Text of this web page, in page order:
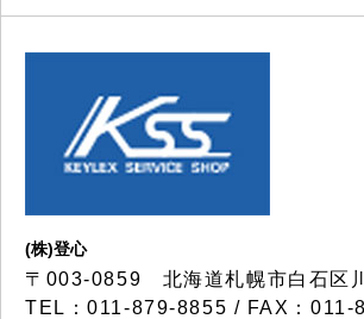
(株)登心
〒003-0859 北海道札幌市白石区
TEL：011-879-8855 / FAX：011-